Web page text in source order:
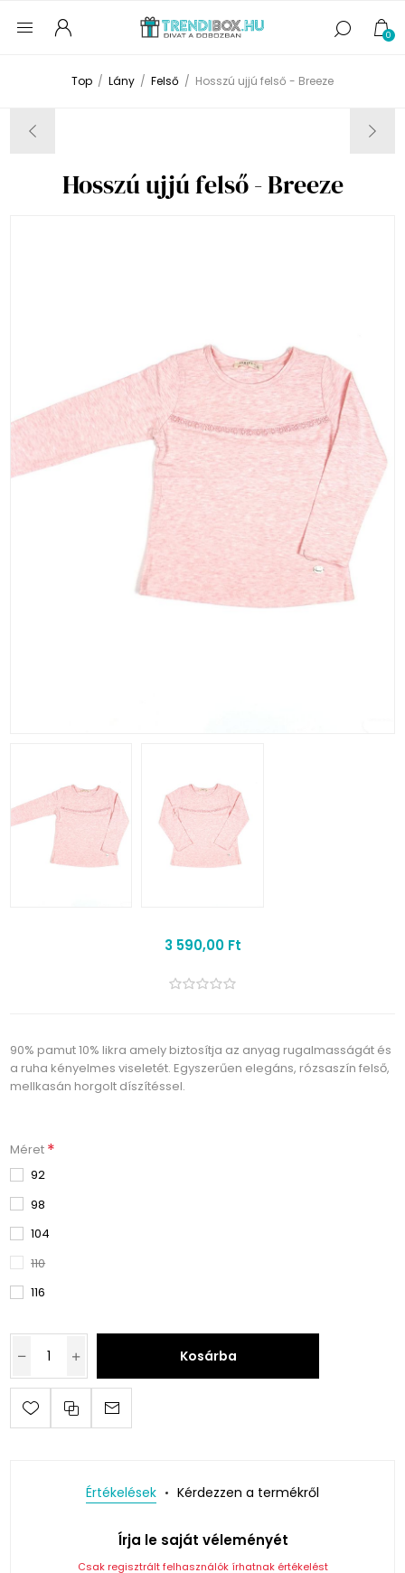
0
Top / Lány / Felső / Hosszú ujjú felső - Breeze
Hosszú ujjú felső - Breeze
3 590,00 Ft
90% pamut 10% likra amely biztosítja az anyag rugalmasságát és
a ruha kényelmes viseletét. Egyszerűen elegáns, rózsaszín felső,
mellkasán horgolt díszítéssel.
Méret *
92
98
104
110
116
Kosárba
Értékelések Kérdezzen a termékről
Írja le saját véleményét
Csak regisztrált felhasználók írhatnak értékelést